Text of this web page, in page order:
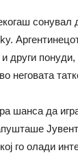
сонувал
други
неговата
шанса да
го олади